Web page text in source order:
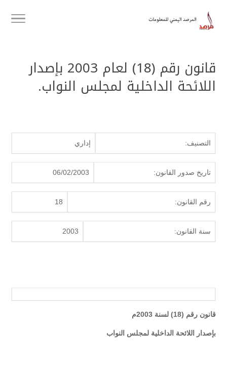
قانون رقم (18) لعام 2003 بإصدار
اللائحة الداخلية لمجلس النواب.
التصنيف: إداري
تاريخ صدور القانون: 06/02/2003
رقم القانون: 18
سنة القانون: 2003
قانون رقم (18) لسنة 2003م
بإصدار اللائحة الداخلية لمجلس النواب